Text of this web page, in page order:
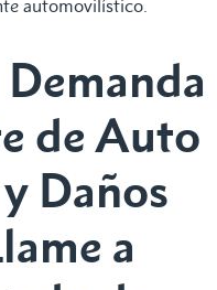
automovilístico.
de Auto
Daños
a